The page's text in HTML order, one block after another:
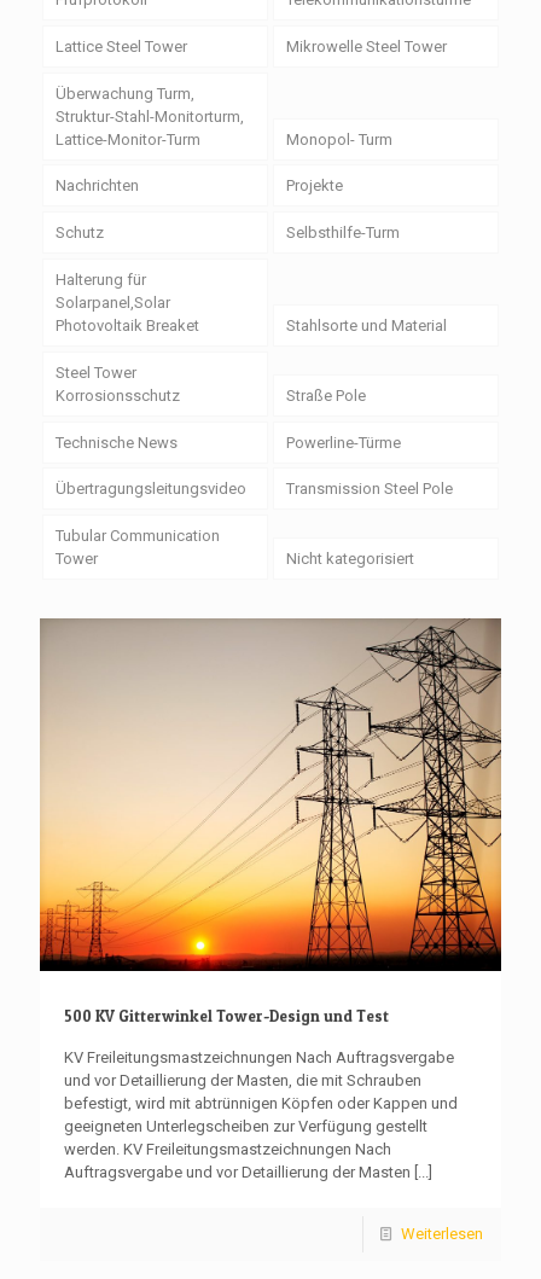
Lattice Steel Tower Mikrowelle Steel Tower
Überwachung Turm,
Struktur-Stahl-Monitorturm,
Lattice-Monitor-Turm
Monopol- Turm
Nachrichten Projekte
Schutz Selbsthilfe-Turm
Halterung für
Solarpanel,Solar
Photovoltaik Breaket
Stahlsorte und Material
Steel Tower
Korrosionsschutz
Straße Pole
Technische News Powerline-Türme
Übertragungsleitungsvideo Transmission Steel Pole
Tubular Communication
Tower
Nicht kategorisiert
500 KV Gitterwinkel Tower-Design und Test
KV Freileitungsmastzeichnungen Nach Auftragsvergabe
und vor Detaillierung der Masten, die mit Schrauben
befestigt, wird mit abtrünnigen Köpfen oder Kappen und
geeigneten Unterlegscheiben zur Verfügung gestellt
werden. KV Freileitungsmastzeichnungen Nach
Auftragsvergabe und vor Detaillierung der Masten
Weiterlesen